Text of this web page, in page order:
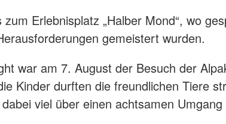
Erlebnisplatz „Halber Mond“, wo
gemeistert wurden.
war am 7. August der Besuch der
Kinder durften die freundlichen Tiere
viel über einen achtsamen